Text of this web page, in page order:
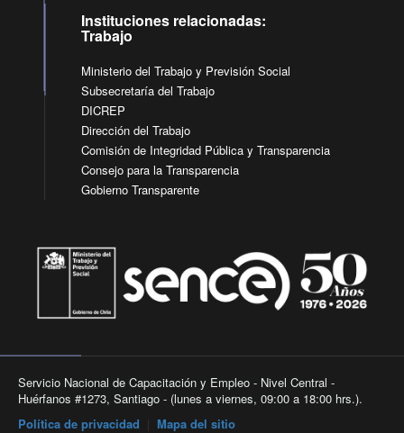
Instituciones relacionadas:
Trabajo
Ministerio del Trabajo y Previsión Social
Subsecretaría del Trabajo
DICREP
Dirección del Trabajo
Comisión de Integridad Pública y Transparencia
Consejo para la Transparencia
Gobierno Transparente
Servicio Nacional de Capacitación y Empleo - Nivel Central -
Huérfanos #1273, Santiago - (lunes a viernes, 09:00 a 18:00 hrs.).
Política de privacidad
Mapa del sitio